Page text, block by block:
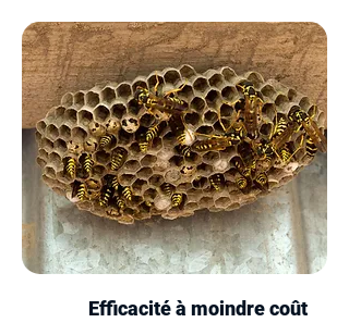
Efficacité à moindre coût